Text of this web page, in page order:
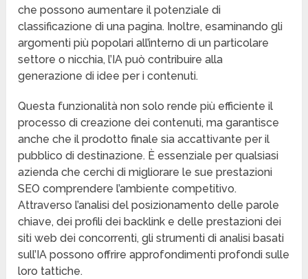
che possono aumentare il potenziale di
classificazione di una pagina. Inoltre, esaminando gli
argomenti più popolari all’interno di un particolare
settore o nicchia, l’IA può contribuire alla
generazione di idee per i contenuti.
Questa funzionalità non solo rende più efficiente il
processo di creazione dei contenuti, ma garantisce
anche che il prodotto finale sia accattivante per il
pubblico di destinazione. È essenziale per qualsiasi
azienda che cerchi di migliorare le sue prestazioni
SEO comprendere l’ambiente competitivo.
Attraverso l’analisi del posizionamento delle parole
chiave, dei profili dei backlink e delle prestazioni dei
siti web dei concorrenti, gli strumenti di analisi basati
sull’IA possono offrire approfondimenti profondi sulle
loro tattiche.